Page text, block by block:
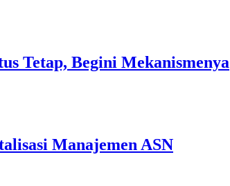
Tetap, Begini Mekanismenya
Manajemen ASN